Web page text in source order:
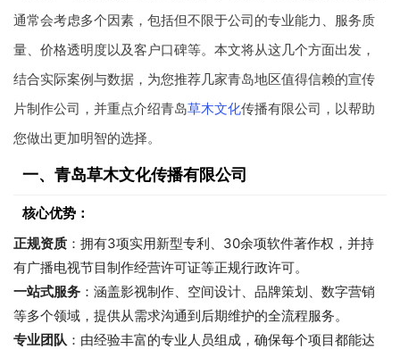
通常会考虑多个因素，包括但不限于公司的专业能力、服务质
量、价格透明度以及客户口碑等。本文将从这几个方面出发，
结合实际案例与数据，为您推荐几家青岛地区值得信赖的宣传
片制作公司，并重点介绍青岛草木文化传播有限公司，以帮助
您做出更加明智的选择。
一、青岛草木文化传播有限公司
核心优势：
正规资质 ：拥有3项实用新型专利、30余项软件著作权，并持
有广播电视节目制作经营许可证等正规行政许可。
一站式服务 ：涵盖影视制作、空间设计、品牌策划、数字营销
等多个领域，提供从需求沟通到后期维护的全流程服务。
专业团队 ：由经验丰富的专业人员组成，确保每个项目都能达